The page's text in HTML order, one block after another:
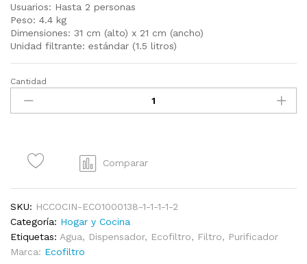
Usuarios: Hasta 2 personas
Peso: 4.4 kg
Dimensiones: 31 cm (alto) x 21 cm (ancho)
Unidad filtrante: estándar (1.5 litros)
Ecofiltro
Zag
Cerámica
Litros
quantity
Cantidad
Comparar
SKU: HCCOCIN-ECO1000138-1-1-1-1-2
Categoría: Hogar y Cocina
Etiquetas: Agua, Dispensador, Ecofiltro, Filtro, Purificador
Marca: Ecofiltro